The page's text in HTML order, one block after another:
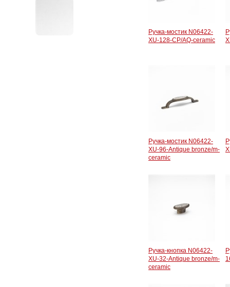
Ручка-мостик N06422-
XU-128-CP/AQ-ceramic
Ручка-мостик N06422-
XU-96-Antique bronze/m-
ceramic
Ручка-кнопка N06422-
XU-32-Antique bronze/m-
ceramic